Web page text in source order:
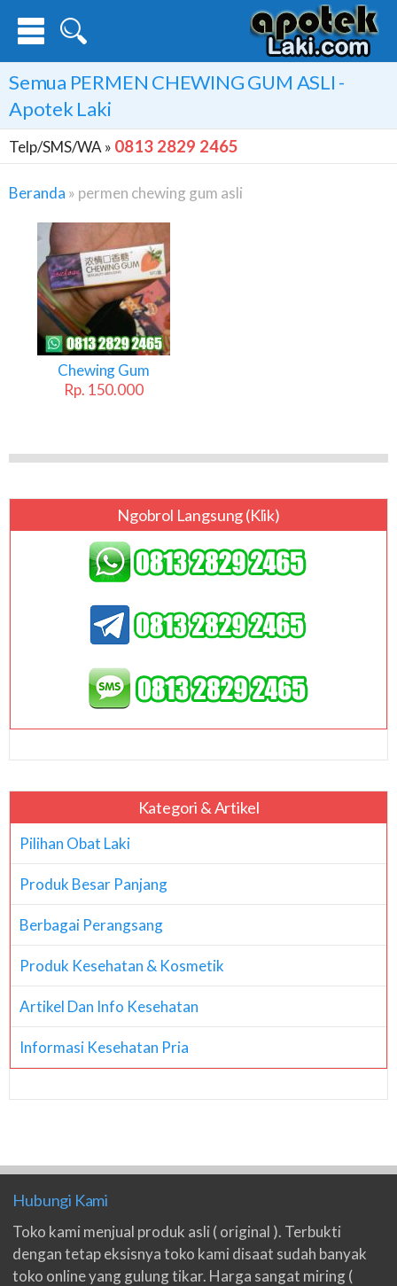
Semua PERMEN CHEWING GUM ASLI -
Apotek Laki
Telp/SMS/WA » 0813 2829 2465
Beranda » permen chewing gum asli
Permen
Chewing
Gum
Asli
Chewing Gum
Rp. 150.000
Ngobrol Langsung (klik)
Kategori & Artikel
Pilihan Obat Laki
Produk Besar Panjang
Berbagai Perangsang
Produk Kesehatan & Kosmetik
Artikel Dan Info Kesehatan
Informasi Kesehatan Pria
Hubungi Kami
Toko kami menjual produk asli ( original ). Terbukti
dengan tetap eksisnya toko kami disaat sudah banyak
toko online yang gulung tikar. Harga sangat miring (